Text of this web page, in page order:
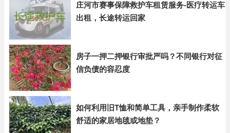
庄河市赛事保障救护车租赁服务-医疗转运车
出租，长途转运回家
房子一押二押银行审批严吗？不同银行对征
信负债的容忍度
如何利用旧T恤和简单工具，亲手制作柔软
舒适的家居地毯或地垫？